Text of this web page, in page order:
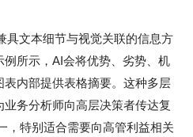
具文本细节与视觉关联的信息方
所示，AI会将优势、劣势、机
内部提供表格摘要。这种多层
务分析师向高层决策者传达复
，特别适合需要向高管利益相关